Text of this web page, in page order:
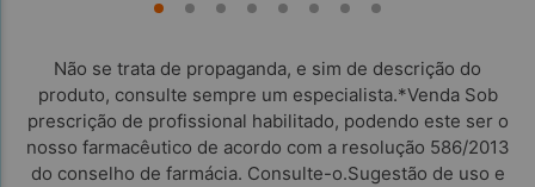
Não se trata de propaganda, e sim de descrição do
produto, consulte sempre um especialista.*Venda Sob
prescrição de profissional habilitado, podendo este ser o
nosso farmacêutico de acordo com a resolução 586/2013
do conselho de farmácia. Consulte-o.Sugestão de uso e